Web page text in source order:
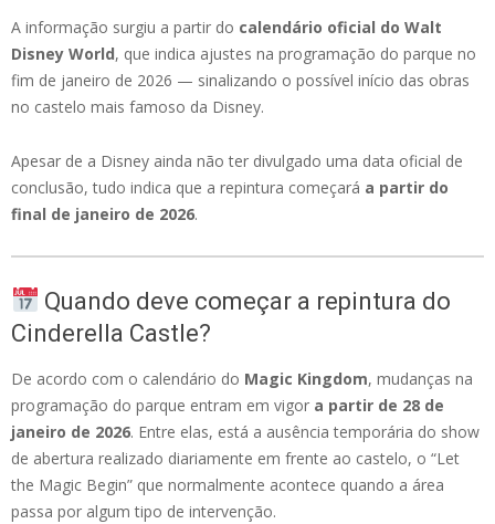
A informação surgiu a partir do calendário oficial do Walt
Disney World, que indica ajustes na programação do parque no
fim de janeiro de 2026 — sinalizando o possível início das obras
no castelo mais famoso da Disney.
Apesar de a Disney ainda não ter divulgado uma data oficial de
conclusão, tudo indica que a repintura começará a partir do
final de janeiro de 2026.
Quando deve começar a repintura do
Cinderella Castle?
De acordo com o calendário do Magic Kingdom, mudanças na
programação do parque entram em vigor a partir de 28 de
janeiro de 2026. Entre elas, está a ausência temporária do show
de abertura realizado diariamente em frente ao castelo, o “Let
the Magic Begin” que normalmente acontece quando a área
passa por algum tipo de intervenção.